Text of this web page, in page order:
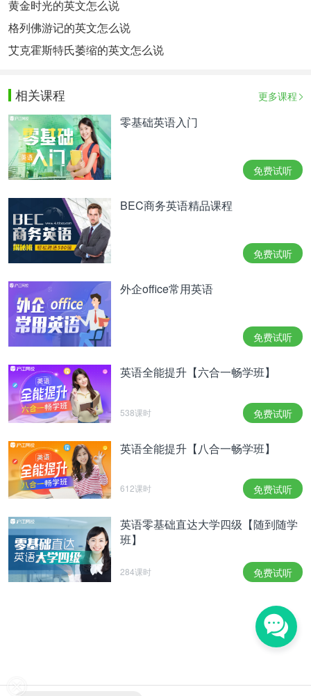
黄金时光的英文怎么说
格列佛游记的英文怎么说
艾克霍斯特氏萎缩的英文怎么说
相关课程 更多课程
零基础英语入门
免费试听
BEC商务英语精品课程
免费试听
外企office常用英语
免费试听
英语全能提升【六合一畅学班】
538课时 免费试听
英语全能提升【八合一畅学班】
612课时 免费试听
英语零基础直达大学四级【随到随学
班】
284课时 免费试听